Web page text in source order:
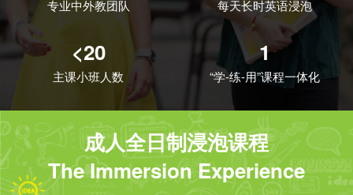
专业中外教团队 每天长时英语浸泡
<20
主课小班人数
1
“学-练-用”课程一体化
成人全日制浸泡课程
The Immersion Experience